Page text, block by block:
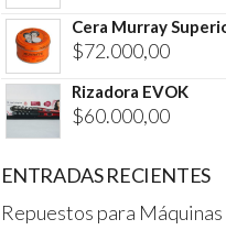
Cera Murray
$72.000,00
Rizadora EVOK
$60.000,00
ENTRADAS RECIENTES
Repuestos para Máquinas